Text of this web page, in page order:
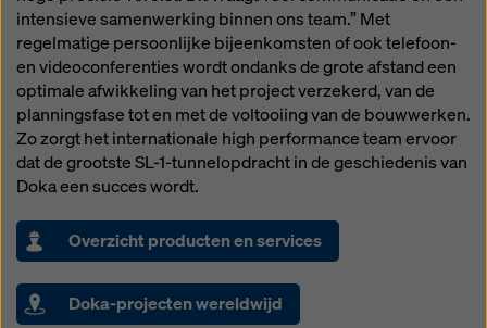
intensieve samenwerking binnen ons team.” Met
regelmatige persoonlijke bijeenkomsten of ook telefoon-
en videoconferenties wordt ondanks de grote afstand een
optimale afwikkeling van het project verzekerd, van de
planningsfase tot en met de voltooiing van de bouwwerken.
Zo zorgt het internationale high performance team ervoor
dat de grootste SL-1-tunnelopdracht in de geschiedenis van
Doka een succes wordt.
Overzicht producten en services
Doka-projecten wereldwijd